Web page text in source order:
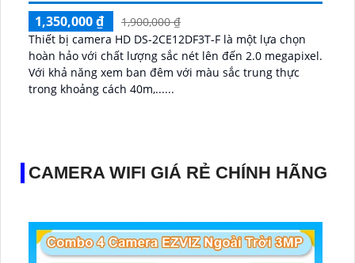
1,350,000 ₫
1,900,000 ₫
Thiết bị camera HD DS-2CE12DF3T-F là một lựa chọn
hoàn hảo với chất lượng sắc nét lên đến 2.0 megapixel.
Với khả năng xem ban đêm với màu sắc trung thực
trong khoảng cách 40m,......
CAMERA WIFI GIÁ RẺ CHÍNH HÃNG